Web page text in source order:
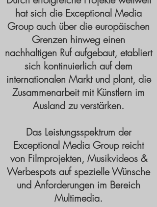
hat sich die Exceptional Media
Group auch über die europäischen
Grenzen hinweg einen
nachhaltigen Ruf aufgebaut, etabliert
sich kontinuierlich auf dem
internationalen Markt und plant, die
Zusammenarbeit mit Künstlern im
Ausland zu verstärken.
Das Leistungsspektrum der
Exceptional Media Group reicht
von Filmprojekten, Musikvideos &
Werbespots auf spezielle Wünsche
und Anforderungen im Bereich
Multimedia.